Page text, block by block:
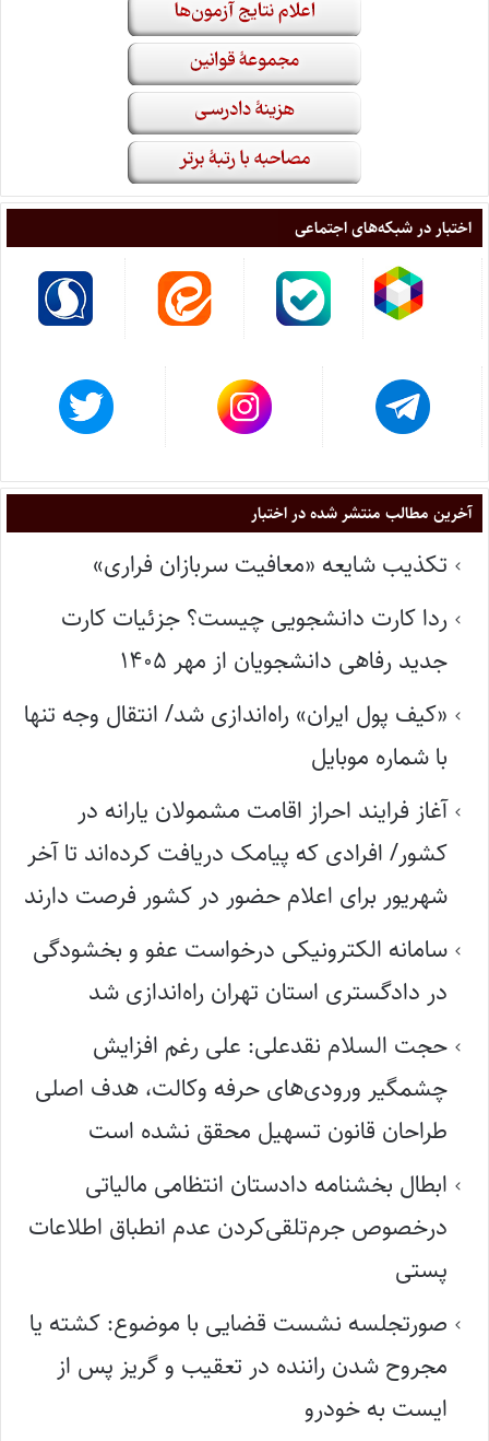
اختبار در شبکه‌های اجتماعی
آخرین مطالب منتشر شده در اختبار
تکذیب شایعه «معافیت سربازان فراری»
ردا کارت دانشجویی چیست؟ جزئیات کارت
جدید رفاهی دانشجویان از مهر ۱۴۰۵
«کیف پول ایران» راه‌اندازی شد/ انتقال وجه تنها
با شماره موبایل
آغاز فرایند احراز اقامت مشمولان یارانه در
کشور/ افرادی که پیامک دریافت کرده‌اند تا آخر
شهریور برای اعلام حضور در کشور فرصت دارند
سامانه الکترونیکی درخواست عفو و بخشودگی
در دادگستری استان تهران راه‌اندازی شد
حجت السلام نقدعلی: علی رغم افزایش
چشمگیر ورودی‌های حرفه وکالت، هدف اصلی
طراحان قانون تسهیل محقق نشده است
ابطال بخشنامه دادستان انتظامی مالیاتی
درخصوص جرم‌تلقی‌کردن عدم انطباق اطلاعات
پستی
صورتجلسه نشست قضایی با موضوع: کشته یا
مجروح شدن راننده در تعقیب و گریز پس از
ایست به خودرو